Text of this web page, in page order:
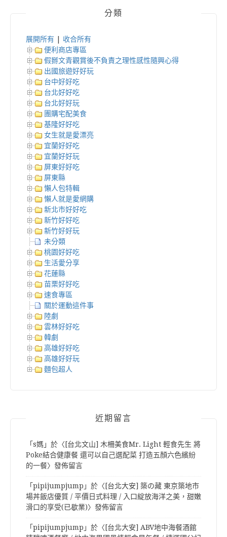
分類
展開所有
收合所有
便利商店專區
假掰文青觀賞後不負責之理性感性隨興心得
出國旅遊好好玩
台中好好吃
台北好好吃
台北好好玩
團購宅配美食
基隆好好吃
女生就是愛漂亮
宜蘭好好吃
宜蘭好好玩
屏東好好吃
屏東縣
懶人包特輯
懶人就是愛網購
新北市好好吃
新竹好好吃
新竹好好玩
未分類
桃園好好吃
生活愛分享
花蓮縣
苗栗好好吃
速食專區
關於運動這件事
陸劇
雲林好好吃
韓劇
高雄好好吃
高雄好好玩
麵包超人
近期留言
「s媽 」於〈 [台北文山] 木柵美食Mr. Light 輕食先生 將
Poke結合健康餐 還可以自己選配菜 打造五顏六色繽紛
的一餐〉發佈留言
「pipijumpjump 」於〈 [台北大安] 築の藏 東京築地市
場丼飯店優質 / 平價日式料理 / 入口綻放海洋之美，甜嫩
滑口的享受(已歇業)〉發佈留言
「pipijumpjump 」於〈 [台北大安] ABV地中海餐酒館